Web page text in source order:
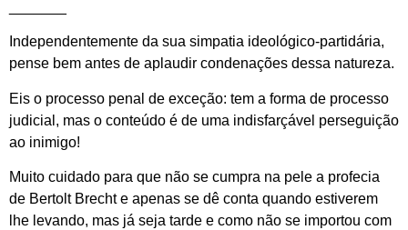
Independentemente da sua simpatia ideológico-partidária,
pense bem antes de aplaudir condenações dessa natureza.
Eis o processo penal de exceção: tem a forma de processo
judicial, mas o conteúdo é de uma indisfarçável perseguição
ao inimigo!
Muito cuidado para que não se cumpra na pele a profecia
de Bertolt Brecht e apenas se dê conta quando estiverem
lhe levando, mas já seja tarde e como não se importou com